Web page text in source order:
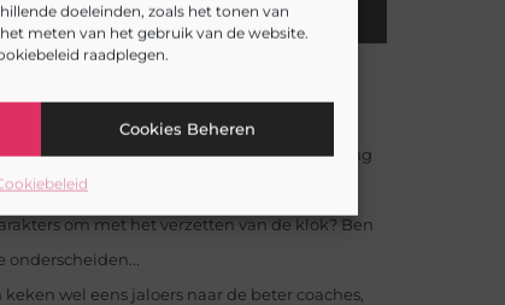
doeleinden, zoals het tonen van
meten van het gebruik van de website.
raadplegen.
Cookies Beheren
LinkedIn Email
(sales)professionals Wil je als
de volgende Remarcable trainingen: Training
om met het verzetten van de klok? Ben
onderscheiden...
keken wel eens jaloers naar de beter coaches,